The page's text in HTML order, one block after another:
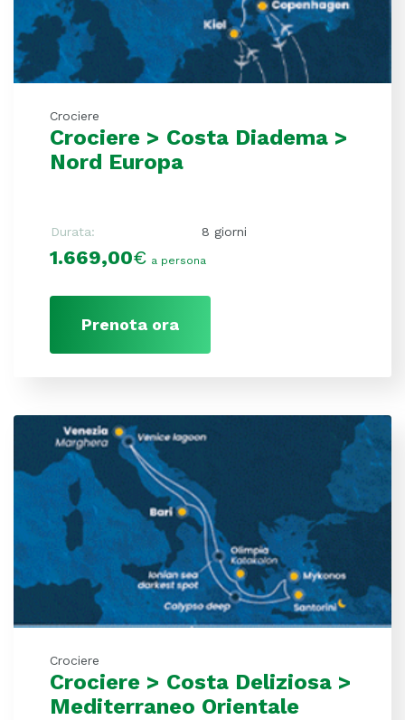
Crociere
Crociere > Costa Diadema >
Nord Europa
Durata: 8 giorni
1.669,00€ a persona
Prenota ora
Crociere
Crociere > Costa Deliziosa >
Mediterraneo Orientale